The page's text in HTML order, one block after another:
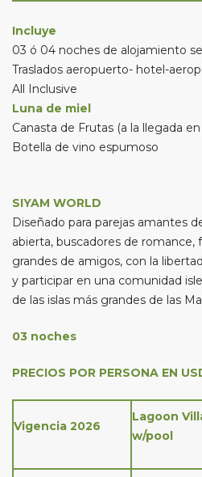
Incluye
03 ó 04 noches de alojamiento
Traslados aeropuerto- hotel-
All Inclusive
Luna de miel
Canasta de Frutas (a la llegada
Botella de vino espumoso
SIYAM WORLD
Diseñado para parejas amantes
abierta, buscadores de romance,
grandes de amigos, con la
y participar en una comunidad
de las islas más grandes de las
03 noches
PRECIOS POR PERSONA EN
Vigencia 2026
Lagoon
w/pool